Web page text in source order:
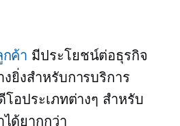
กค้า มีประโยชน์ต่อธุรกิจ
ยิ่งสำหรับการบริการ
โอประเภทต่างๆ สำหรับ
ด้ยากกว่า